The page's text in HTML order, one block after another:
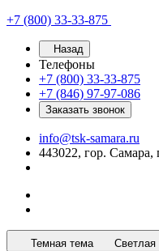
+7 (800) 33-33-875
Назад
Телефоны
+7 (800) 33-33-875
+7 (846) 97-97-086
Заказать звонок
info@tsk-samara.ru
443022, гор. Самара,
Темная тема Светлая